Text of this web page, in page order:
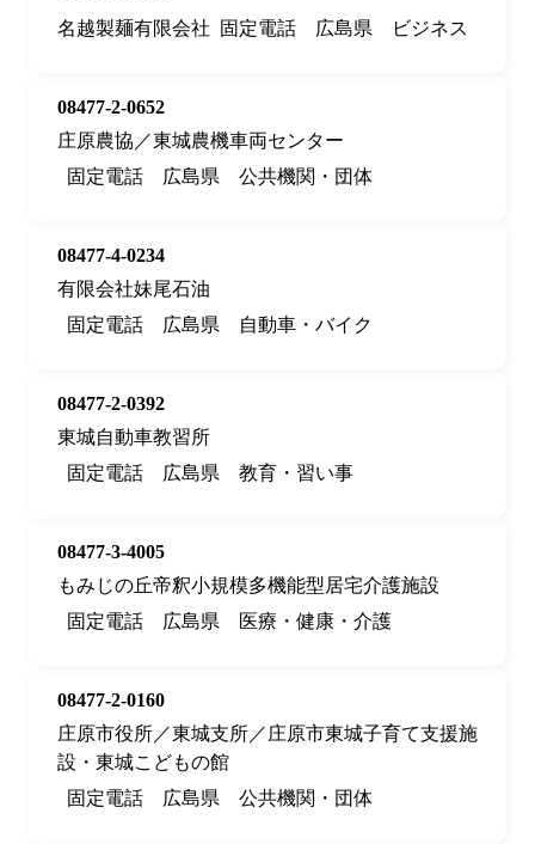
名越製麺有限会社
固定電話 広島県 ビジネス
08477-2-0652
庄原農協／東城農機車両センター
固定電話
広島県 公共機関・団体
08477-4-0234
有限会社妹尾石油
固定電話
広島県 自動車・バイク
08477-2-0392
東城自動車教習所
固定電話
広島県 教育・習い事
08477-3-4005
もみじの丘帝釈小規模多機能型居宅介護施設
固定電話
広島県 医療・健康・介護
08477-2-0160
庄原市役所／東城支所／庄原市東城子育て支援施
設・東城こどもの館
固定電話
広島県 公共機関・団体